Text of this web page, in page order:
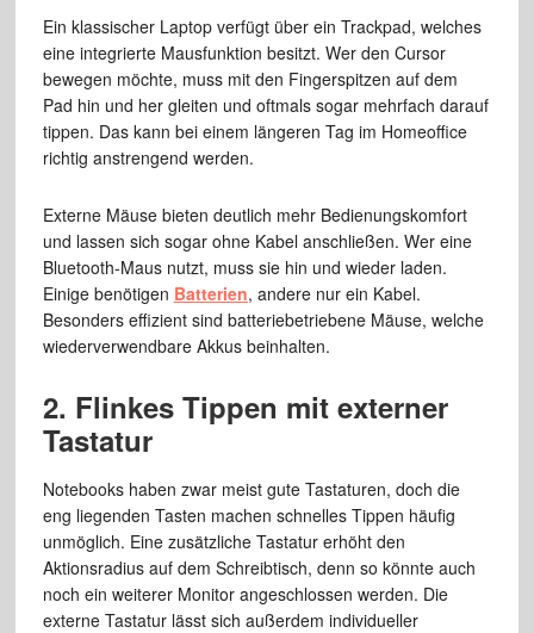
Ein klassischer Laptop verfügt über ein Trackpad, welches
eine integrierte Mausfunktion besitzt. Wer den Cursor
bewegen möchte, muss mit den Fingerspitzen auf dem
Pad hin und her gleiten und oftmals sogar mehrfach darauf
tippen. Das kann bei einem längeren Tag im Homeoffice
richtig anstrengend werden.
Externe Mäuse bieten deutlich mehr Bedienungskomfort
und lassen sich sogar ohne Kabel anschließen. Wer eine
Bluetooth-Maus nutzt, muss sie hin und wieder laden.
Einige benötigen Batterien, andere nur ein Kabel.
Besonders effizient sind batteriebetriebene Mäuse, welche
wiederverwendbare Akkus beinhalten.
2. Flinkes Tippen mit externer
Tastatur
Notebooks haben zwar meist gute Tastaturen, doch die
eng liegenden Tasten machen schnelles Tippen häufig
unmöglich. Eine zusätzliche Tastatur erhöht den
Aktionsradius auf dem Schreibtisch, denn so könnte auch
noch ein weiterer Monitor angeschlossen werden. Die
externe Tastatur lässt sich außerdem individueller